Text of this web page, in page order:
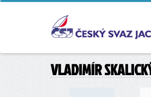
VLADIMÍR